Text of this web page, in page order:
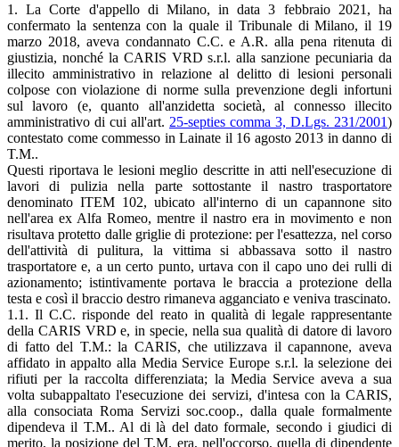
1. La Corte d'appello di Milano, in data 3 febbraio 2021, ha
confermato la sentenza con la quale il Tribunale di Milano, il 19
marzo 2018, aveva condannato C.C. e A.R. alla pena ritenuta di
giustizia, nonché la CARIS VRD s.r.l. alla sanzione pecuniaria da
illecito amministrativo in relazione al delitto di lesioni personali
colpose con violazione di norme sulla prevenzione degli infortuni
sul lavoro (e, quanto all'anzidetta società, al connesso illecito
amministrativo di cui all'art. 25-septies comma 3, D.Lgs. 231/2001)
contestato come commesso in Lainate il 16 agosto 2013 in danno di
T.M..
Questi riportava le lesioni meglio descritte in atti nell'esecuzione di
lavori di pulizia nella parte sottostante il nastro trasportatore
denominato ITEM 102, ubicato all'interno di un capannone sito
nell'area ex Alfa Romeo, mentre il nastro era in movimento e non
risultava protetto dalle griglie di protezione: per l'esattezza, nel corso
dell'attività di pulitura, la vittima si abbassava sotto il nastro
trasportatore e, a un certo punto, urtava con il capo uno dei rulli di
azionamento; istintivamente portava le braccia a protezione della
testa e così il braccio destro rimaneva agganciato e veniva trascinato.
1.1. Il C.C. risponde del reato in qualità di legale rappresentante
della CARIS VRD e, in specie, nella sua qualità di datore di lavoro
di fatto del T.M.: la CARIS, che utilizzava il capannone, aveva
affidato in appalto alla Media Service Europe s.r.l. la selezione dei
rifiuti per la raccolta differenziata; la Media Service aveva a sua
volta subappaltato l'esecuzione dei servizi, d'intesa con la CARIS,
alla consociata Roma Servizi soc.coop., dalla quale formalmente
dipendeva il T.M.. Al di là del dato formale, secondo i giudici di
merito, la posizione del T.M. era, nell'occorso, quella di dipendente